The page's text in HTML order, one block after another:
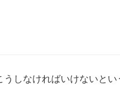
しなければいけないと